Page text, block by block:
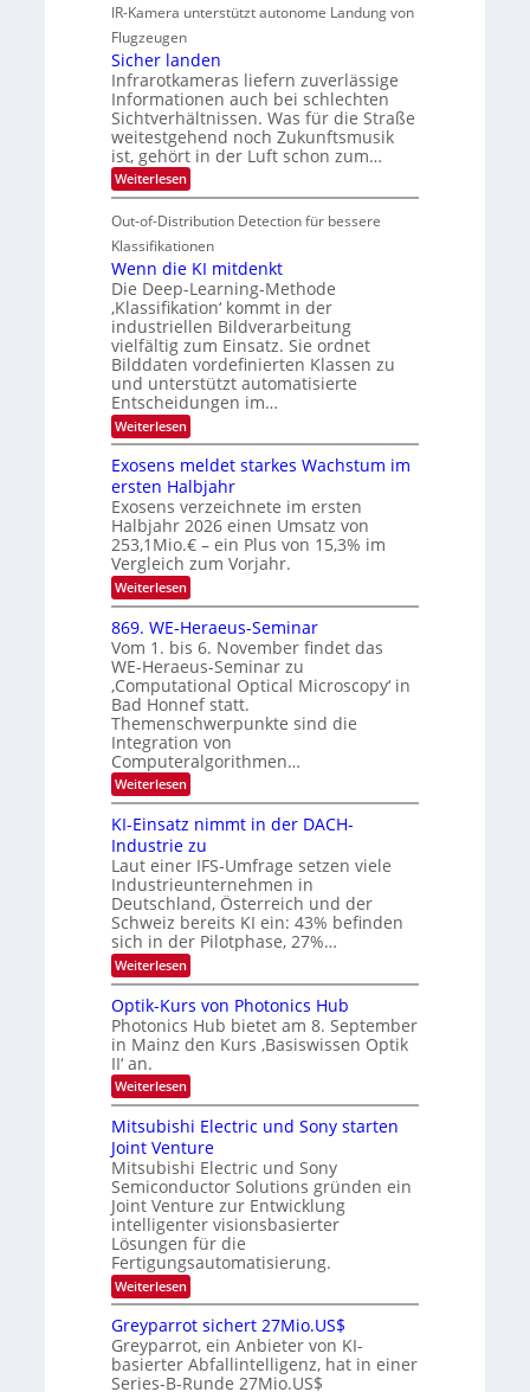
M
e
m
s
u
n
d
M
a
n
t
i
S
p
e
c
t
r
a
l
i
c
h
k
e
i
t
e
n
d
e
r
i
n
V
I
S
I
O
N
T
e
c
h
T
a
l
k
s
u
i
d
e
d
T
o
u
r
e
u
f
d
e
r
V
I
S
I
O
N
2
0
2
6
IR-Kamera unterstützt autonome Landung von
Flugzeugen
Sicher landen
Infrarotkameras liefern zuverlässige
Informationen auch bei schlechten
Sichtverhältnissen. Was für die Straße
weitestgehend noch Zukunftsmusik
ist, gehört in der Luft schon zum…
Weiterlesen:
S
c
h
e
l
a
n
d
e
n
Out-of-Distribution Detection für bessere
Klassifikationen
Wenn die KI mitdenkt
Die Deep-Learning-Methode
‚Klassifikation‘ kommt in der
industriellen Bildverarbeitung
vielfältig zum Einsatz. Sie ordnet
Bilddaten vordefinierten Klassen zu
und unterstützt automatisierte
Entscheidungen im…
Weiterlesen:
W
n
n
d
i
e
K
I
m
i
t
d
e
n
k
t
Exosens meldet starkes Wachstum im
ersten Halbjahr
Exosens verzeichnete im ersten
Halbjahr 2026 einen Umsatz von
253,1Mio.€ – ein Plus von 15,3% im
Vergleich zum Vorjahr.
Weiterlesen:
E
x
o
s
e
n
s
m
e
l
d
e
t
s
t
a
r
k
e
s
W
a
c
h
s
t
u
m
m
e
r
s
t
e
n
H
a
l
b
j
a
h
869. WE-Heraeus-Seminar
Vom 1. bis 6. November findet das
WE-Heraeus-Seminar zu
‚Computational Optical Microscopy‘ in
Bad Honnef statt.
Themenschwerpunkte sind die
Integration von
Computeralgorithmen…
Weiterlesen:
8
9
.
W
E
-
H
e
r
a
e
u
s
-
S
m
i
a
r
KI-Einsatz nimmt in der DACH-
Industrie zu
Laut einer IFS-Umfrage setzen viele
Industrieunternehmen in
Deutschland, Österreich und der
Schweiz bereits KI ein: 43% befinden
sich in der Pilotphase, 27%…
Weiterlesen:
K
-
E
i
s
a
z
n
i
m
m
t
i
n
d
e
r
A
C
H
-
Optik-Kurs von Photonics Hub
Photonics Hub bietet am 8. September
in Mainz den Kurs ‚Basiswissen Optik
II‘ an.
Weiterlesen:
O
p
t
i
k
-
K
u
r
s
v
o
n
P
h
o
t
o
Mitsubishi Electric und Sony starten
Joint Venture
Mitsubishi Electric und Sony
Semiconductor Solutions gründen ein
Joint Venture zur Entwicklung
intelligenter visionsbasierter
Lösungen für die
Fertigungsautomatisierung.
Weiterlesen:
M
t
s
u
b
Greyparrot sichert 27Mio.US$
Greyparrot, ein Anbieter von KI-
basierter Abfallintelligenz, hat in einer
Series-B-Runde 27Mio.US$